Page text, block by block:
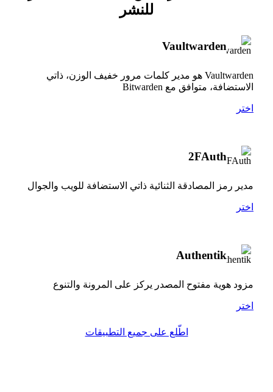
للنشر
Vaultwarden
Vaultwarden هو مدير كلمات مرور خفيف الوزن، ذاتي
الاستضافة، متوافق مع Bitwarden
اختر
2FAuth
مدير رمز المصادقة الثنائية ذاتي الاستضافة للويب والجوال
اختر
Authentik
مزود هوية مفتوح المصدر يركز على المرونة والتنوع
اختر
اطّلع على جميع التطبيقات